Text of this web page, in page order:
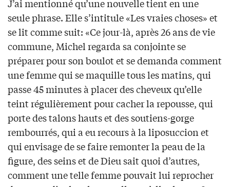
J’ai mentionné qu’une nouvelle tient en une
seule phrase. Elle s’intitule «Les vraies choses» et
se lit comme suit: «Ce jour-là, après 26 ans de vie
commune, Michel regarda sa conjointe se
préparer pour son boulot et se demanda comment
une femme qui se maquille tous les matins, qui
passe 45 minutes à placer des cheveux qu’elle
teint régulièrement pour cacher la repousse, qui
porte des talons hauts et des soutiens-gorge
rembourrés, qui a eu recours à la liposuccion et
qui envisage de se faire remonter la peau de la
figure, des seins et de Dieu sait quoi d’autres,
comment une telle femme pouvait lui reprocher